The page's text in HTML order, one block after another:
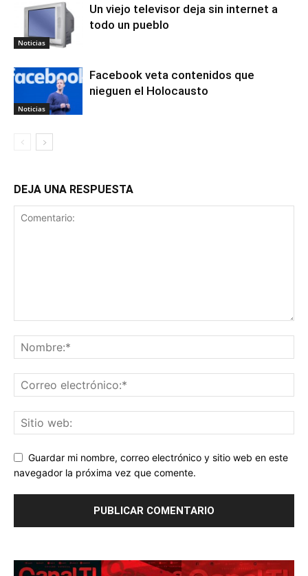
Noticias
Un viejo televisor deja sin internet a
todo un pueblo
Noticias
Facebook veta contenidos que
nieguen el Holocausto
DEJA UNA RESPUESTA
Guardar mi nombre, correo electrónico y sitio web en este
navegador la próxima vez que comente.